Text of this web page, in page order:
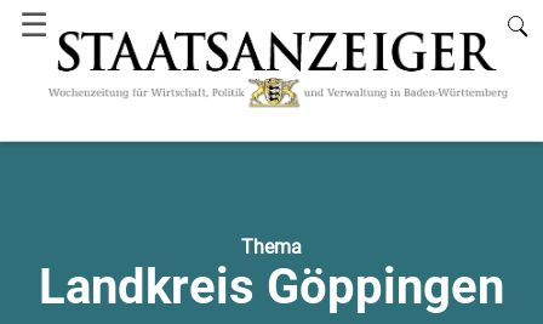
☰
Thema
Landkreis Göppingen